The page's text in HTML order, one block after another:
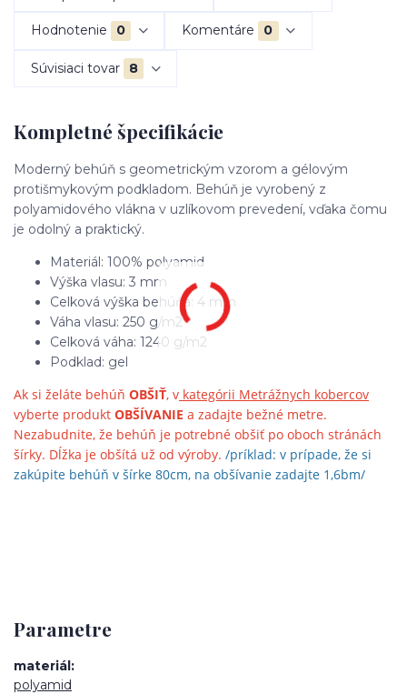
Hodnotenie 0 Komentáre 0
Súvisiaci tovar 8
Kompletné špecifikácie
Moderný behúň s geometrickým vzorom a gélovým
protišmykovým podkladom. Behúň je vyrobený z
polyamidového vlákna v uzlíkovom prevedení, vďaka čomu
je odolný a praktický.
Materiál: 100% polyamid
Výška vlasu: 3 mm
Celková výška behúňa: 4 mm
Váha vlasu: 250 g/m2
Celková váha: 1240 g/m2
Podklad: gel
Ak si želáte behúň OBŠIŤ, v kategórii Metrážnych kobercov
vyberte produkt OBŠÍVANIE a zadajte bežné metre.
Nezabudnite, že behúň je potrebné obšiť po oboch stránách
šírky. Dĺžka je obšítá už od výroby. /príklad: v prípade, že si
zakúpite behúň v šírke 80cm, na obšívanie zadajte 1,6bm/
Parametre
materiál
polyamid